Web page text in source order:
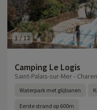
1 /12
Camping Le Logis
Saint-Palais-sur-Mer -
Waterpark met glijbanen
Eerste strand op 600m